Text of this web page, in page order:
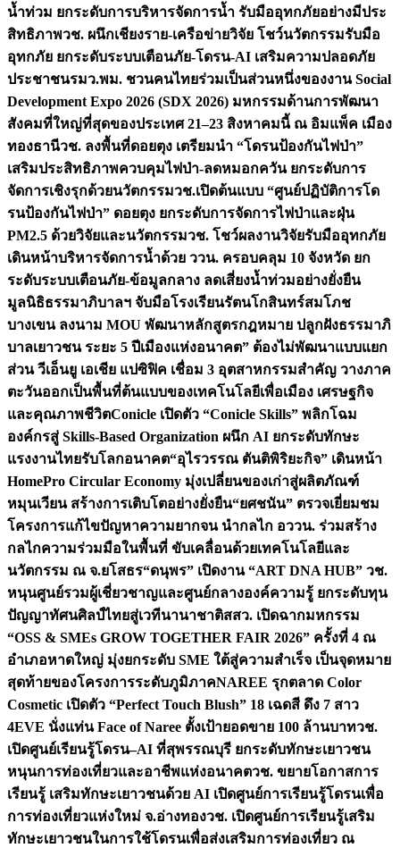
น้ำท่วม ยกระดับการบริหารจัดการน้ำ รับมืออุทกภัยอย่างมีประ
สิทธิภาพวช. ผนึกเชียงราย-เครือข่ายวิจัย โชว์นวัตกรรมรับมือ
อุทกภัย ยกระดับระบบเตือนภัย-โดรน-AI เสริมความปลอดภัย
ประชาชนรมว.พม. ชวนคนไทยร่วมเป็นส่วนหนึ่งของงาน Social
Development Expo 2026 (SDX 2026) มหกรรมด้านการพัฒนา
สังคมที่ใหญ่ที่สุดของประเทศ 21–23 สิงหาคมนี้ ณ อิมแพ็ค เมือง
ทองธานีวช. ลงพื้นที่ดอยตุง เตรียมนำ “โดรนป้องกันไฟป่า”
เสริมประสิทธิภาพควบคุมไฟป่า-ลดหมอกควัน ยกระดับการ
จัดการเชิงรุกด้วยนวัตกรรมวช.เปิดต้นแบบ “ศูนย์ปฏิบัติการโด
รนป้องกันไฟป่า” ดอยตุง ยกระดับการจัดการไฟป่าและฝุ่น
PM2.5 ด้วยวิจัยและนวัตกรรมวช. โชว์ผลงานวิจัยรับมืออุทกภัย
เดินหน้าบริหารจัดการน้ำด้วย ววน. ครอบคลุม 10 จังหวัด ยก
ระดับระบบเตือนภัย-ข้อมูลกลาง ลดเสี่ยงน้ำท่วมอย่างยั่งยืน
มูลนิธิธรรมาภิบาลฯ จับมือโรงเรียนรัตนโกสินทร์สมโภช
บางเขน ลงนาม MOU พัฒนาหลักสูตรกฎหมาย ปลูกฝังธรรมาภิ
บาลเยาวชน ระยะ 5 ปีเมืองแห่งอนาคต” ต้องไม่พัฒนาแบบแยก
ส่วน วีเอ็นยู เอเชีย แปซิฟิค เชื่อม 3 อุตสาหกรรมสำคัญ วางภาค
ตะวันออกเป็นพื้นที่ต้นแบบของเทคโนโลยีเพื่อเมือง เศรษฐกิจ
และคุณภาพชีวิตConicle เปิดตัว “Conicle Skills” พลิกโฉม
องค์กรสู่ Skills-Based Organization ผนึก AI ยกระดับทักษะ
แรงงานไทยรับโลกอนาคต“อุไรวรรณ ตันติพิริยะกิจ” เดินหน้า
HomePro Circular Economy มุ่งเปลี่ยนของเก่าสู่ผลิตภัณฑ์
หมุนเวียน สร้างการเติบโตอย่างยั่งยืน“ยศชนัน” ตรวจเยี่ยมชม
โครงการแก้ไขปัญหาความยากจน นำกลไก อววน. ร่วมสร้าง
กลไกความร่วมมือในพื้นที่ ขับเคลื่อนด้วยเทคโนโลยีและ
นวัตกรรม ณ จ.ยโสธร“ดนุพร” เปิดงาน “ART DNA HUB” วช.
หนุนศูนย์รวมผู้เชี่ยวชาญและศูนย์กลางองค์ความรู้ ยกระดับทุน
ปัญญาทัศนศิลป์ไทยสู่เวทีนานาชาติสสว. เปิดฉากมหกรรม
“OSS & SMEs GROW TOGETHER FAIR 2026” ครั้งที่ 4 ณ
อำเภอหาดใหญ่ มุ่งยกระดับ SME ใต้สู่ความสำเร็จ เป็นจุดหมาย
สุดท้ายของโครงการระดับภูมิภาคNAREE รุกตลาด Color
Cosmetic เปิดตัว “Perfect Touch Blush” 18 เฉดสี ดึง 7 สาว
4EVE นั่งแท่น Face of Naree ตั้งเป้ายอดขาย 100 ล้านบาทวช.
เปิดศูนย์เรียนรู้โดรน–AI ที่สุพรรณบุรี ยกระดับทักษะเยาวชน
หนุนการท่องเที่ยวและอาชีพแห่งอนาคตวช. ขยายโอกาสการ
เรียนรู้ เสริมทักษะเยาวชนด้วย AI เปิดศูนย์การเรียนรู้โดรนเพื่อ
การท่องเที่ยวแห่งใหม่ จ.อ่างทองวช. เปิดศูนย์การเรียนรู้เสริม
ทักษะเยาวชนในการใช้โดรนเพื่อส่งเสริมการท่องเที่ยว ณ